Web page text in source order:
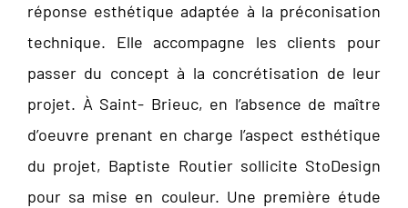
réponse esthétique adaptée à la préconisation
technique. Elle accompagne les clients pour
passer du concept à la concrétisation de leur
projet. À Saint- Brieuc, en l’absence de maître
d’oeuvre prenant en charge l’aspect esthétique
du projet, Baptiste Routier sollicite StoDesign
pour sa mise en couleur. Une première étude